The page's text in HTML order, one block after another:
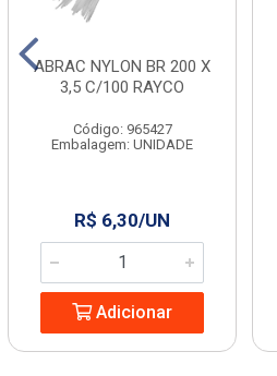
ABRAC NYLON BR 200 X
3,5 C/100 RAYCO
Código: 965427
Embalagem: UNIDADE
R$ 6,30/UN
Adicionar